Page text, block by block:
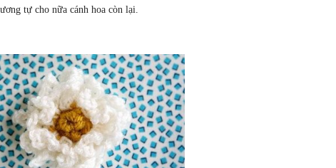
tự cho nữa cánh hoa còn lại.